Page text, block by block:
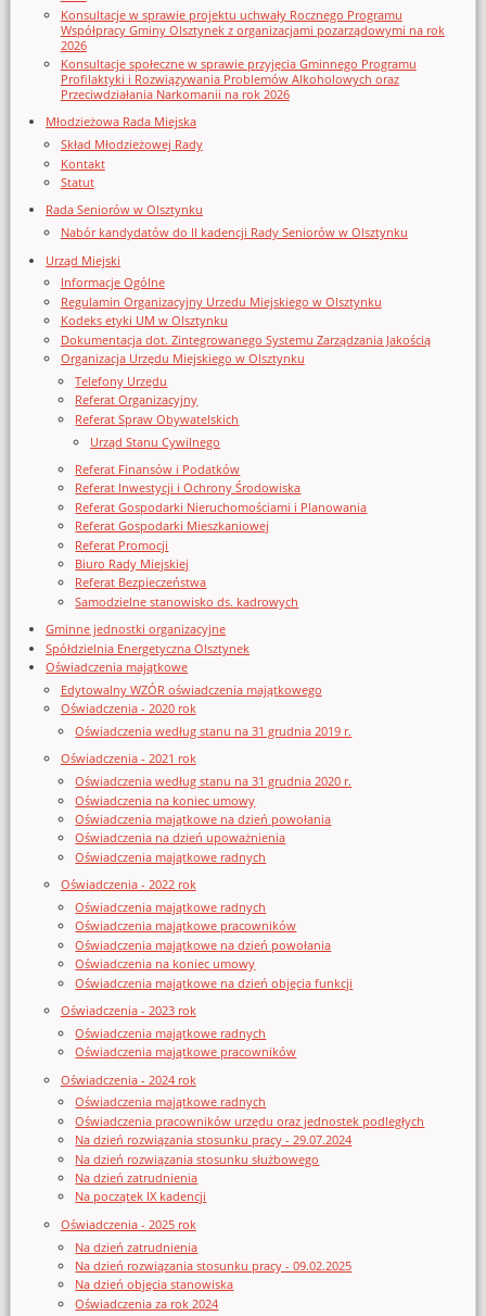
Konsultacje w sprawie projektu uchwały Rocznego Programu
Współpracy Gminy Olsztynek z organizacjami pozarządowymi na rok
2026
Konsultacje społeczne w sprawie przyjęcia Gminnego Programu
Profilaktyki i Rozwiązywania Problemów Alkoholowych oraz
Przeciwdziałania Narkomanii na rok 2026
Młodzieżowa Rada Miejska
Skład Młodzieżowej Rady
Kontakt
Statut
Rada Seniorów w Olsztynku
Nabór kandydatów do II kadencji Rady Seniorów w Olsztynku
Urząd Miejski
Informacje Ogólne
Regulamin Organizacyjny Urzedu Miejskiego w Olsztynku
Kodeks etyki UM w Olsztynku
Dokumentacja dot. Zintegrowanego Systemu Zarządzania Jakością
Organizacja Urzędu Miejskiego w Olsztynku
Telefony Urzędu
Referat Organizacyjny
Referat Spraw Obywatelskich
Urząd Stanu Cywilnego
Referat Finansów i Podatków
Referat Inwestycji i Ochrony Środowiska
Referat Gospodarki Nieruchomościami i Planowania
Referat Gospodarki Mieszkaniowej
Referat Promocji
Biuro Rady Miejskiej
Referat Bezpieczeństwa
Samodzielne stanowisko ds. kadrowych
Gminne jednostki organizacyjne
Spółdzielnia Energetyczna Olsztynek
Oświadczenia majątkowe
Edytowalny WZÓR oświadczenia majątkowego
Oświadczenia - 2020 rok
Oświadczenia według stanu na 31 grudnia 2019 r.
Oświadczenia - 2021 rok
Oświadczenia według stanu na 31 grudnia 2020 r.
Oświadczenia na koniec umowy
Oświadczenia majątkowe na dzień powołania
Oświadczenia na dzień upoważnienia
Oświadczenia majątkowe radnych
Oświadczenia - 2022 rok
Oświadczenia majątkowe radnych
Oświadczenia majątkowe pracowników
Oświadczenia majątkowe na dzień powołania
Oświadczenia na koniec umowy
Oświadczenia majątkowe na dzień objęcia funkcji
Oświadczenia - 2023 rok
Oświadczenia majątkowe radnych
Oświadczenia majątkowe pracowników
Oświadczenia - 2024 rok
Oświadczenia majątkowe radnych
Oświadczenia pracowników urzędu oraz jednostek podległych
Na dzień rozwiązania stosunku pracy - 29.07.2024
Na dzień rozwiązania stosunku służbowego
Na dzień zatrudnienia
Na początek IX kadencji
Oświadczenia - 2025 rok
Na dzień zatrudnienia
Na dzień rozwiązania stosunku pracy - 09.02.2025
Na dzień objęcia stanowiska
Oświadczenia za rok 2024